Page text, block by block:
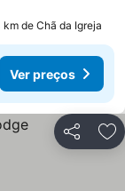
de Chã da Igreja
Ver preços
Partilhar